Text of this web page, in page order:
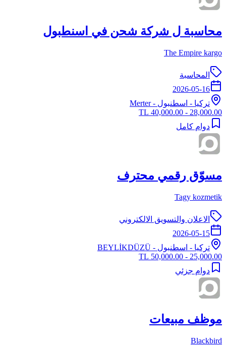
محاسبة ل شركة شحن في اسنطبول
The Empire kargo
المحاسبة
2026-05-16
تركيا - اسطنبول - Merter
28,000.00 - 40,000.00 TL
دوام كامل
مسوّق رقمي محترف
Tagy kozmetik
الاعلان والتسويق الالكتروني
2026-05-15
تركيا - اسطنبول - BEYLİKDÜZÜ
25,000.00 - 50,000.00 TL
دوام جزئي
موظف مبيعات
Blackbird